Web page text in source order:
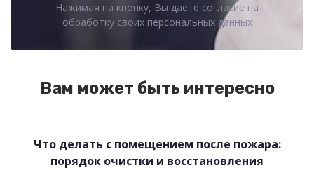
Нажимая на кнопку, Вы даете согласие на
обработку своих персональных данных
Вам может быть интересно
Что делать с помещением после пожара:
порядок очистки и восстановления